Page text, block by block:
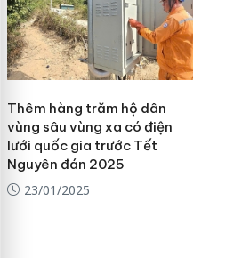
Thêm hàng trăm hộ dân
vùng sâu vùng xa có điện
lưới quốc gia trước Tết
Nguyên đán 2025
23/01/2025